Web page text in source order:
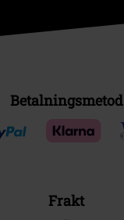
Betalningsmetod
Frakt